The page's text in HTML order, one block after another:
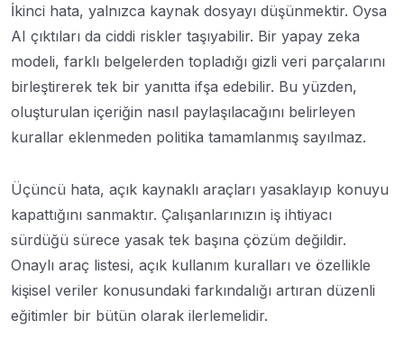
İkinci hata, yalnızca kaynak dosyayı düşünmektir. Oysa
AI çıktıları da ciddi riskler taşıyabilir. Bir yapay zeka
modeli, farklı belgelerden topladığı gizli veri parçalarını
birleştirerek tek bir yanıtta ifşa edebilir. Bu yüzden,
oluşturulan içeriğin nasıl paylaşılacağını belirleyen
kurallar eklenmeden politika tamamlanmış sayılmaz.
Üçüncü hata, açık kaynaklı araçları yasaklayıp konuyu
kapattığını sanmaktır. Çalışanlarınızın iş ihtiyacı
sürdüğü sürece yasak tek başına çözüm değildir.
Onaylı araç listesi, açık kullanım kuralları ve özellikle
kişisel veriler konusundaki farkındalığı artıran düzenli
eğitimler bir bütün olarak ilerlemelidir.